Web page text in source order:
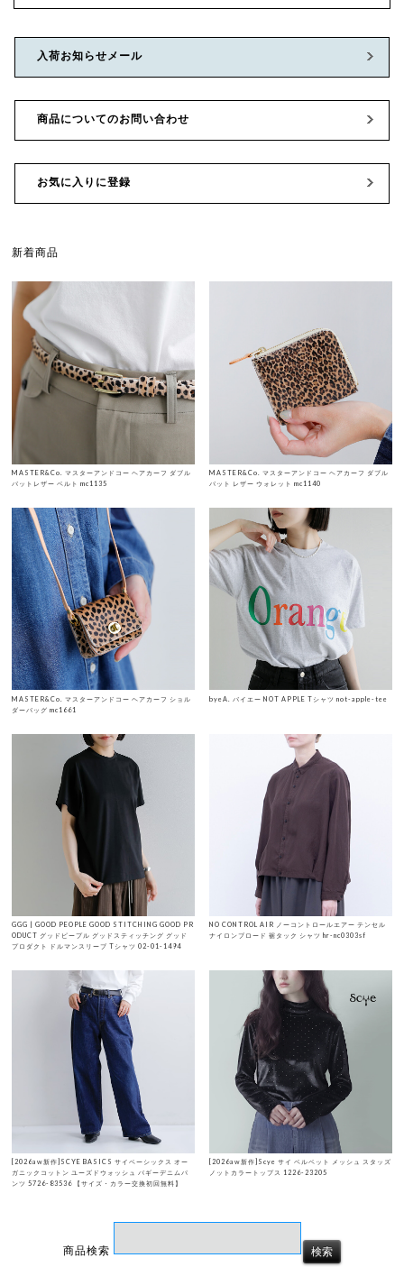
入荷お知らせメール
商品についてのお問い合わせ
お気に入りに登録
新着商品
MASTER&Co. マスターアンドコー ヘアカーフ ダブル
バットレザー ベルト mc1135
MASTER&Co. マスターアンドコー ヘアカーフ ダブル
バット レザー ウォレット mc1140
MASTER&Co. マスターアンドコー ヘアカーフ ショル
ダーバッグ mc1661
byeA. バイエー NOT APPLE Tシャツ not-apple-tee
GGG | GOOD PEOPLE GOOD STITCHING GOOD PR
ODUCT グッドピープル グッドスティッチング グッド
プロダクト ドルマンスリーブ Tシャツ 02-01-1494
NO CONTROL AIR ノーコントロールエアー テンセル
ナイロンブロード 裾タック シャツ hr-nc0303sf
[2026aw新作]SCYE BASICS サイベーシックス オー
ガニックコットン ユーズドウォッシュ バギーデニムパ
ンツ 5726-83536 【サイズ・カラー交換初回無料】
[2026aw新作]Scye サイ ベルベット メッシュ スタッズ
ノットカラートップス 1226-23205
商品検索